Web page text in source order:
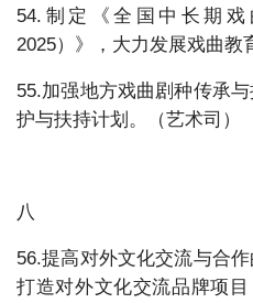
54.制定《全国中长期
2025）》，大力发展戏曲教
55.加强地方戏曲剧种传承
护与扶持计划。（艺术司）
八
56.提高对外文化交流与合
打造对外文化交流品牌项